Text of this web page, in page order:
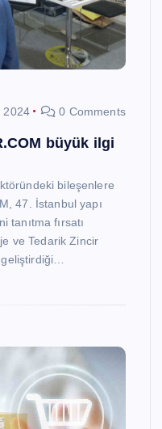
2024 0 Comments
büyük ilgi
bileşenlere
47. İstanbul yapı
tanıtma fırsatı
ve Tedarik Zincir